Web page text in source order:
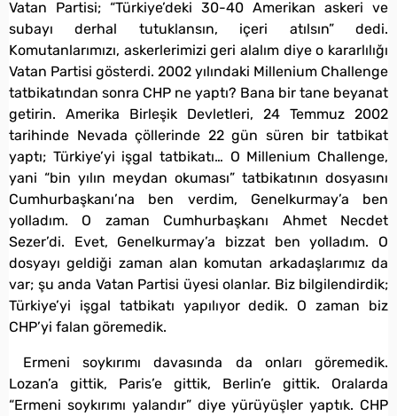
Vatan Partisi; “Türkiye’deki 30-40 Amerikan askeri ve
subayı derhal tutuklansın, içeri atılsın” dedi.
Komutanlarımızı, askerlerimizi geri alalım diye o kararlılığı
Vatan Partisi gösterdi. 2002 yılındaki Millenium Challenge
tatbikatından sonra CHP ne yaptı? Bana bir tane beyanat
getirin. Amerika Birleşik Devletleri, 24 Temmuz 2002
tarihinde Nevada çöllerinde 22 gün süren bir tatbikat
yaptı; Türkiye’yi işgal tatbikatı… O Millenium Challenge,
yani “bin yılın meydan okuması” tatbikatının dosyasını
Cumhurbaşkanı’na ben verdim, Genelkurmay’a ben
yolladım. O zaman Cumhurbaşkanı Ahmet Necdet
Sezer’di. Evet, Genelkurmay’a bizzat ben yolladım. O
dosyayı geldiği zaman alan komutan arkadaşlarımız da
var; şu anda Vatan Partisi üyesi olanlar. Biz bilgilendirdik;
Türkiye’yi işgal tatbikatı yapılıyor dedik. O zaman biz
CHP’yi falan göremedik.
Ermeni soykırımı davasında da onları göremedik.
Lozan’a gittik, Paris’e gittik, Berlin’e gittik. Oralarda
“Ermeni soykırımı yalandır” diye yürüyüşler yaptık. CHP